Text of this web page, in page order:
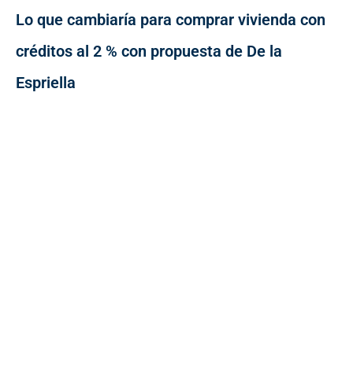
Lo que cambiaría para comprar vivienda con
créditos al 2 % con propuesta de De la
Espriella